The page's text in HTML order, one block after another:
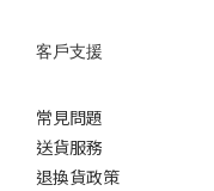
客戶支援
常見問題
送貨服務
退換貨政策